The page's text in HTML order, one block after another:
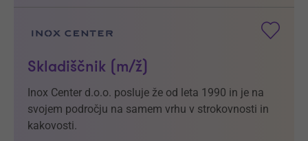
Skladiščnik (m/ž)
Inox Center d.o.o. posluje že od leta 1990 in je na
svojem področju na samem vrhu v strokovnosti in
kakovosti.